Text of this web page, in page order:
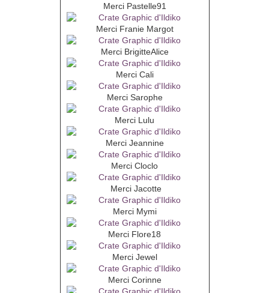
Merci Pastelle91
Merci Franie Margot
Merci BrigitteAlice
Merci Cali
Merci Sarophe
Merci Lulu
Merci Jeannine
Merci Cloclo
Merci Jacotte
Merci Mymi
Merci Flore18
Merci Jewel
Merci Corinne